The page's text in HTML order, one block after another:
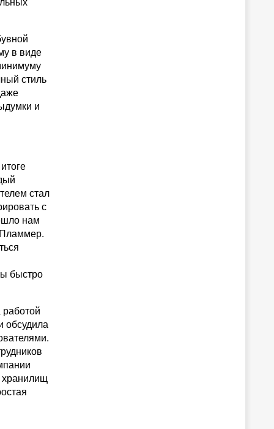
в виде
стиль
и
стал
с
нам
Пламмер.
быстро
обсудила
хранилищ